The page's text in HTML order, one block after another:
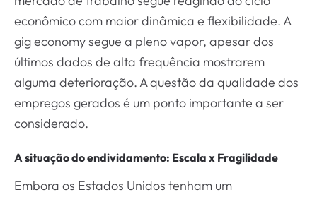
econômico com maior dinâmica e flexibilidade. A
gig economy segue a pleno vapor, apesar dos
últimos dados de alta frequência mostrarem
alguma deterioração. A questão da qualidade dos
empregos gerados é um ponto importante a ser
considerado.
A situação do endividamento: Escala x Fragilidade
Embora os Estados Unidos tenham um